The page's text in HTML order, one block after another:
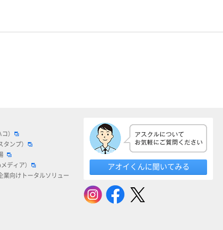
）
タンプ）
ディア）
業向けトータルソリュー
アオイくんに聞いてみる